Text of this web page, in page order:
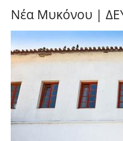
Νέα Μυκόνου |